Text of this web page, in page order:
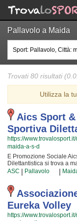
Pallavolo a Maida
Trovati 80 risultati
Utilizza la
Aics Sport
Sportiva
https://
maida-a-s-d
E Promozione Sociale
Dilettantistica si trova a
promuovere la pallavolo
Promozione Sociale Aics
Dilettantistica è radicata
atleti, accompagnandoli
degli sport di squadra. I
qualificati della zona e
dei bambini che iniziano
livelli di eccellenza. Per
ASC | Pallavolo |
Eureka Volley
https://